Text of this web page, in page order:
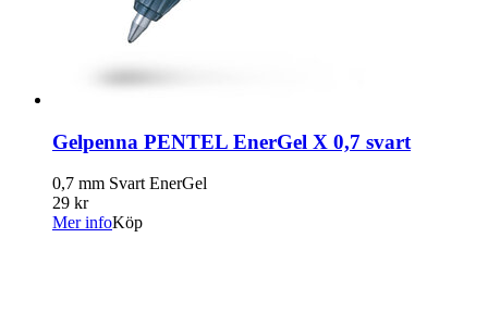
Gelpenna PENTEL EnerGel X 0,7 svart
0,7 mm Svart EnerGel
29 kr
Mer infoKöp